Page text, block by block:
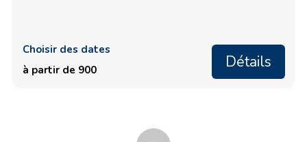
Choisir des dates
à partir de 900
Détails